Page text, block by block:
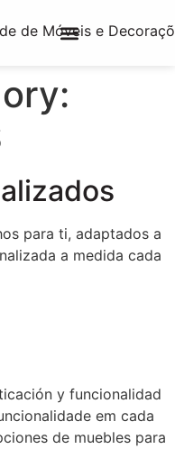
para ti, adaptados a
a medida cada
y funcionalidad
em cada
de muebles para